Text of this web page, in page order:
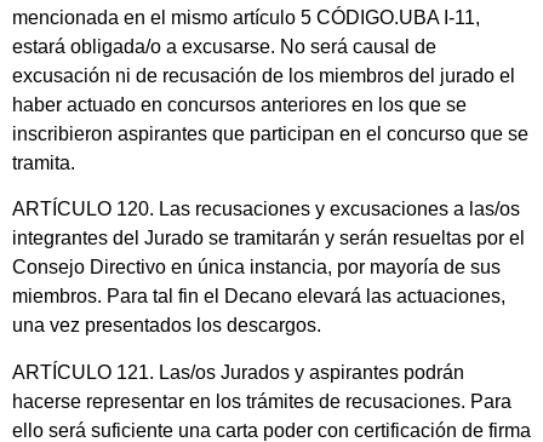
mencionada en el mismo artículo 5 CÓDIGO.UBA I-11,
estará obligada/o a excusarse. No será causal de
excusación ni de recusación de los miembros del jurado el
haber actuado en concursos anteriores en los que se
inscribieron aspirantes que participan en el concurso que se
tramita.
ARTÍCULO 120. Las recusaciones y excusaciones a las/os
integrantes del Jurado se tramitarán y serán resueltas por el
Consejo Directivo en única instancia, por mayoría de sus
miembros. Para tal fin el Decano elevará las actuaciones,
una vez presentados los descargos.
ARTÍCULO 121. Las/os Jurados y aspirantes podrán
hacerse representar en los trámites de recusaciones. Para
ello será suficiente una carta poder con certificación de firma